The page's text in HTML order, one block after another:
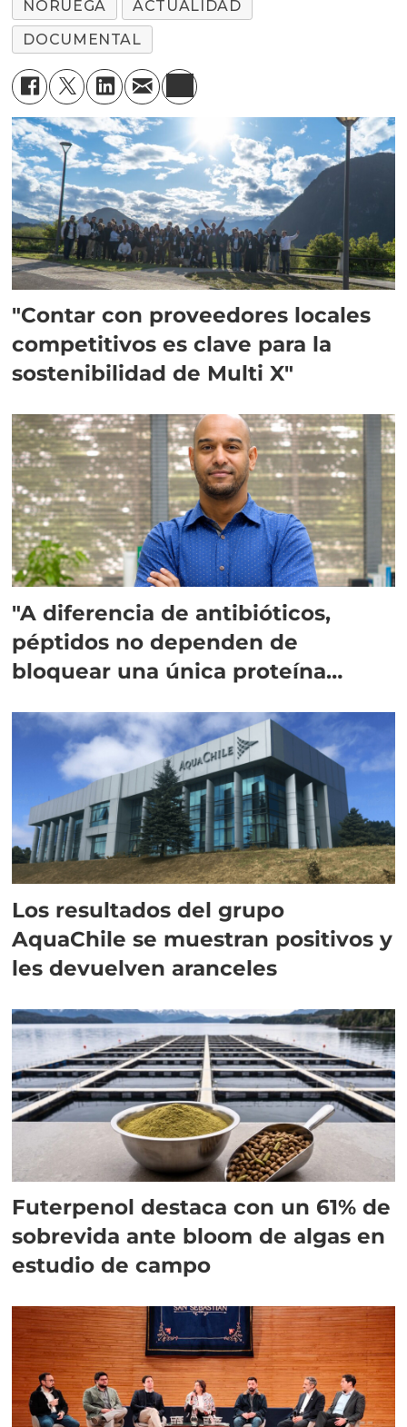
NORUEGA
ACTUALIDAD
DOCUMENTAL
"Contar con proveedores locales
competitivos es clave para la
sostenibilidad de Multi X"
"A diferencia de antibióticos,
péptidos no dependen de
bloquear una única proteína
Los resultados del grupo
AquaChile se muestran positivos y
les devuelven aranceles
Futerpenol destaca con un 61% de
sobrevida ante bloom de algas en
estudio de campo